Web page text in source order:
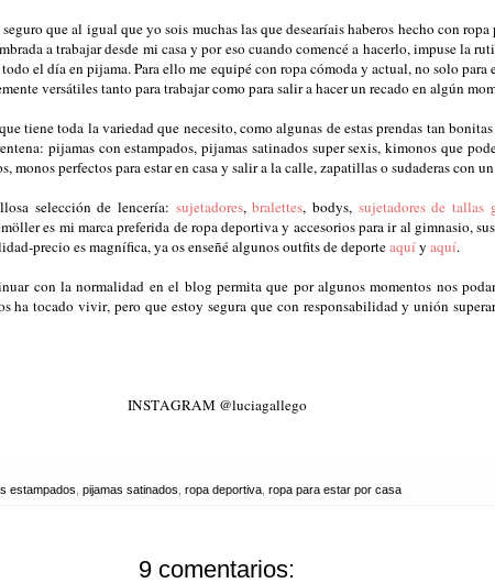
que al igual que yo sois muchas las que desearíais haberos hecho con ropa
a trabajar desde mi casa y por eso cuando comencé a hacerlo, impuse la
todo el día en pijama. Para ello me equipé con ropa cómoda y actual, no solo para
versátiles tanto para trabajar como para salir a hacer un recado en algún
tiene toda la variedad que necesito, como algunas de estas prendas tan
pijamas con estampados, pijamas satinados super sexis, kimonos que
monos perfectos para estar en casa y salir a la calle, zapatillas o sudaderas con
selección de lencería: sujetadores,bralettes, bodys, sujetadores de tallas
es mi marca preferida de ropa deportiva y accesorios para ir al gimnasio,
precio es magnífica, ya os enseñé algunos outfits de deporteaquíy aquí.
con la normalidad en el blog permita que por algunos momentos nos
ha tocado vivir, pero que estoy segura que con responsabilidad y unión
INSTAGRAM @luciagallego
estampados pijamas satinados ropa deportiva ropa para estar por casa
9 comentarios: